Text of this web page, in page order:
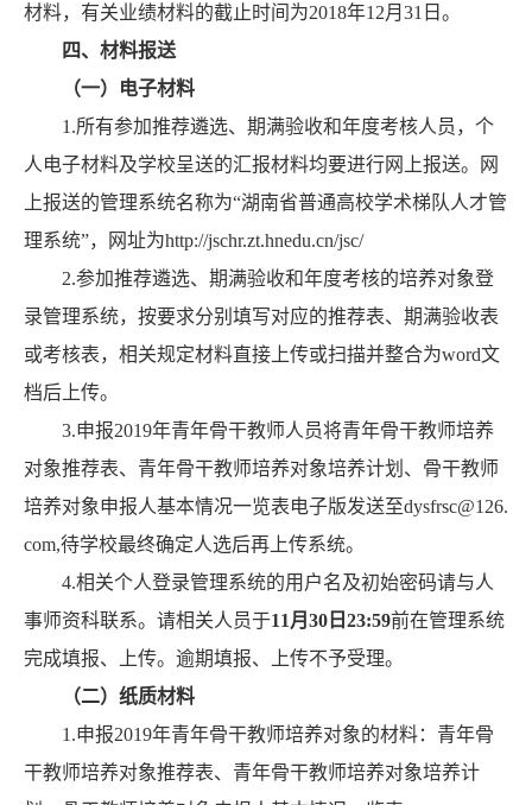
材料，有关业绩材料的截止时间为2018年12月31日。
四、材料报送
（一）电子材料
1.所有参加推荐遴选、期满验收和年度考核人员，个
人电子材料及学校呈送的汇报材料均要进行网上报送。网
上报送的管理系统名称为“湖南省普通高校学术梯队人才管
理系统”，网址为http://jschr.zt.hnedu.cn/jsc/
2.参加推荐遴选、期满验收和年度考核的培养对象登
录管理系统，按要求分别填写对应的推荐表、期满验收表
或考核表，相关规定材料直接上传或扫描并整合为word文
档后上传。
3.申报2019年青年骨干教师人员将青年骨干教师培养
对象推荐表、青年骨干教师培养对象培养计划、骨干教师
培养对象申报人基本情况一览表电子版发送至dysfrsc@126.
com,待学校最终确定人选后再上传系统。
4.相关个人登录管理系统的用户名及初始密码请与人
事师资科联系。请相关人员于11 月30日23:59前在管理系统
完成填报、上传。逾期填报、上传不予受理。
（二）纸质材料
1.申报2019年青年骨干教师培养对象的材料：青年骨
干教师培养对象推荐表、青年骨干教师培养对象培养计